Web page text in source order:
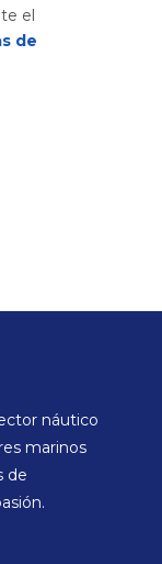
el
de
náutico
marinos
de